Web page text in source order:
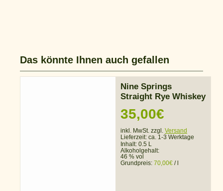
Das könnte Ihnen auch gefallen
Nine Springs
Straight Rye Whiskey
35,00€
inkl. MwSt. zzgl. Versand
Lieferzeit: ca. 1-3 Werktage
Inhalt: 0.5 L
Alkoholgehalt:
46 % vol
Grundpreis: 70,00€ /